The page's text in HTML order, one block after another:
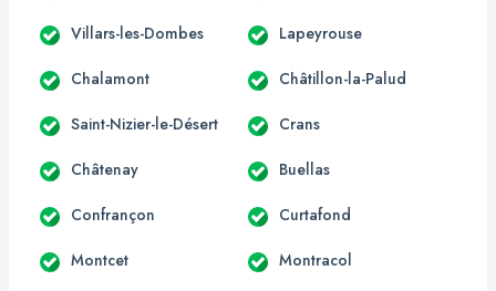
Villars-les-Dombes Lapeyrouse
Chalamont Châtillon-la-Palud
Saint-Nizier-le-Désert Crans
Châtenay Buellas
Confrançon Curtafond
Montcet Montracol